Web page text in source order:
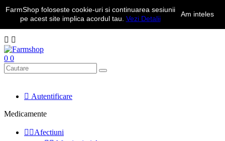
Transport Gratuit la comenzile peste 350 lei | Telefon: 0734.323.050
de luni pana vineri intre 10 - 18
 
0 0
 Autentificare
Medicamente
 Afectiuni
FarmShop foloseste cookie-uri si continuarea sesiunii
pe acest site implica acordul tau. Vezi Detalii
Am inteles